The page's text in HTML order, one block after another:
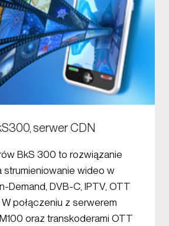
serwer CDN
BkS 300 to rozwiązanie
strumieniowanie wideo w
Demand, DVB-C, IPTV, OTT
połączeniu z serwerem
oraz transkoderami OTT